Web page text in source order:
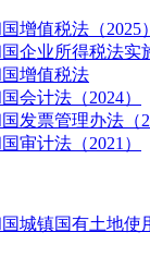
增值税法（2025）
企业所得税法实
增值税法
会计法（2024）
发票管理办法（
审计法（2021）
城镇国有土地使